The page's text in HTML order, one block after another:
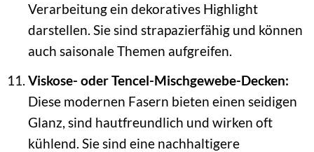
Verarbeitung ein dekoratives Highlight
darstellen. Sie sind strapazierfähig und können
auch saisonale Themen aufgreifen.
Viskose- oder Tencel-Mischgewebe-Decken:
Diese modernen Fasern bieten einen seidigen
Glanz, sind hautfreundlich und wirken oft
kühlend. Sie sind eine nachhaltigere